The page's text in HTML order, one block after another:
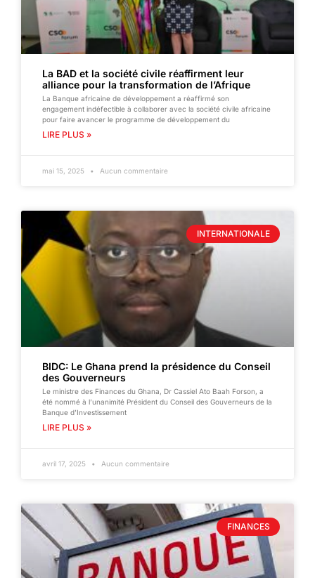
La BAD et la société civile réaffirment leur
alliance pour la transformation de l’Afrique
La Banque africaine de développement a réaffirmé son
engagement indéfectible à collaborer avec la société civile africaine
pour faire avancer le programme de développement du
LIRE PLUS »
mai 15, 2025 Aucun commentaire
INTERNATIONALE
BIDC: Le Ghana prend la présidence du Conseil
des Gouverneurs
Le ministre des Finances du Ghana, Dr Cassiel Ato Baah Forson, a
été nommé à l’unanimité Président du Conseil des Gouverneurs de la
Banque d’Investissement
LIRE PLUS »
avril 17, 2025 Aucun commentaire
FINANCES